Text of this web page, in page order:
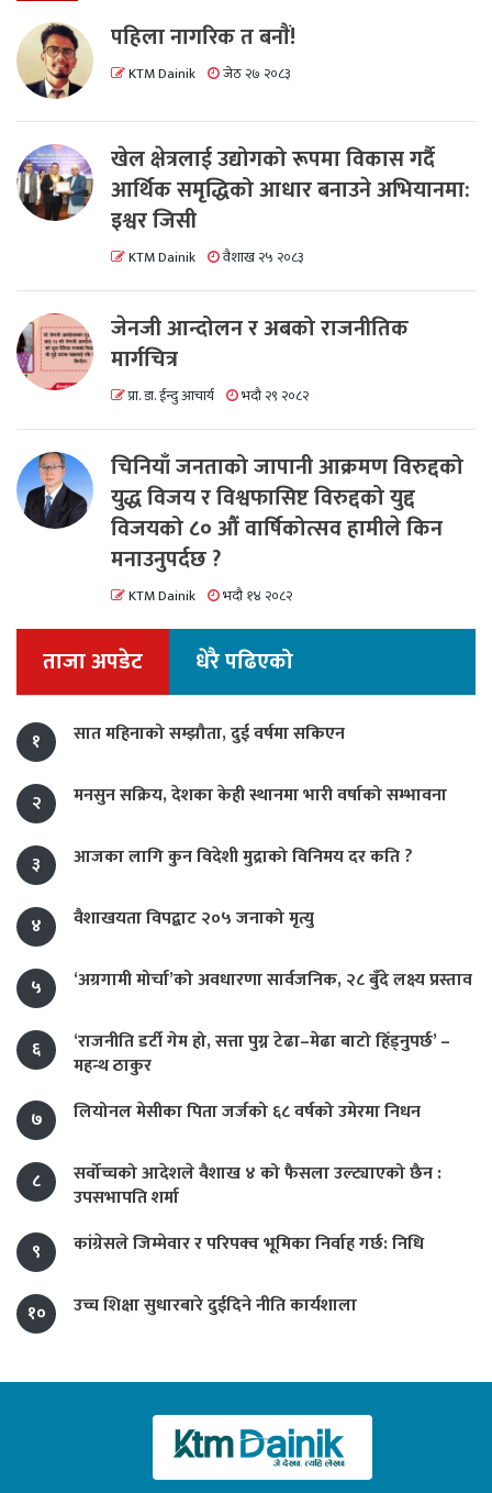
पहिला नागरिक त बनाैं!
KTM Dainik जेठ २७ २०८३
खेल क्षेत्रलाई उद्योगको रूपमा विकास गर्दै
आर्थिक समृद्धिको आधार बनाउने अभियानमा:
इश्वर जिसी
KTM Dainik वैशाख २५ २०८३
जेनजी आन्दोलन र अबको राजनीतिक
मार्गचित्र
प्रा. डा. ईन्दु आचार्य भदौ २९ २०८२
चिनियाँ जनताको जापानी आक्रमण विरुद्दको
युद्ध विजय र विश्वफासिष्ट विरुद्दको युद्द
विजयको ८० औं वार्षिकोत्सव हामीले किन
मनाउनुपर्दछ ?
KTM Dainik भदौ १४ २०८२
ताजा अपडेट धेरै पढिएको
१ सात महिनाको सम्झौता, दुई वर्षमा सकिएन
२ मनसुन सक्रिय, देशका केही स्थानमा भारी वर्षाको सम्भावना
३ आजका लागि कुन विदेशी मुद्राको विनिमय दर कति ?
४ वैशाखयता विपद्बाट २०५ जनाको मृत्यु
५ ‘अग्रगामी मोर्चा’को अवधारणा सार्वजनिक, २८ बुँदे लक्ष्य प्रस्ताव
६
‘राजनीति डर्टी गेम हो, सत्ता पुग्न टेढा–मेढा बाटो हिँड्नुपर्छ’ –
महन्थ ठाकुर
७
लियोनल मेसीका पिता जर्जको ६८ वर्षको उमेरमा निधन
८
सर्वोच्चको आदेशले वैशाख ४ को फैसला उल्ट्याएको छैन :
उपसभापति शर्मा
९
कांग्रेसले जिम्मेवार र परिपक्व भूमिका निर्वाह गर्छ: निधि
१० उच्च शिक्षा सुधारबारे दुईदिने नीति कार्यशाला